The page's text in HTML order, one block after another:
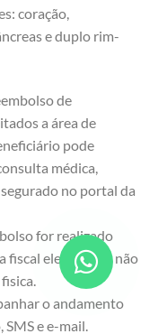
coração,
e duplo rim-
de
a área de
pode
médica,
no portal da
for realizado
fiscal eletrônica), não
o andamento
e e-mail.